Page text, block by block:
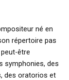
né en
répertoire pas
être
symphonies, des
des oratorios et